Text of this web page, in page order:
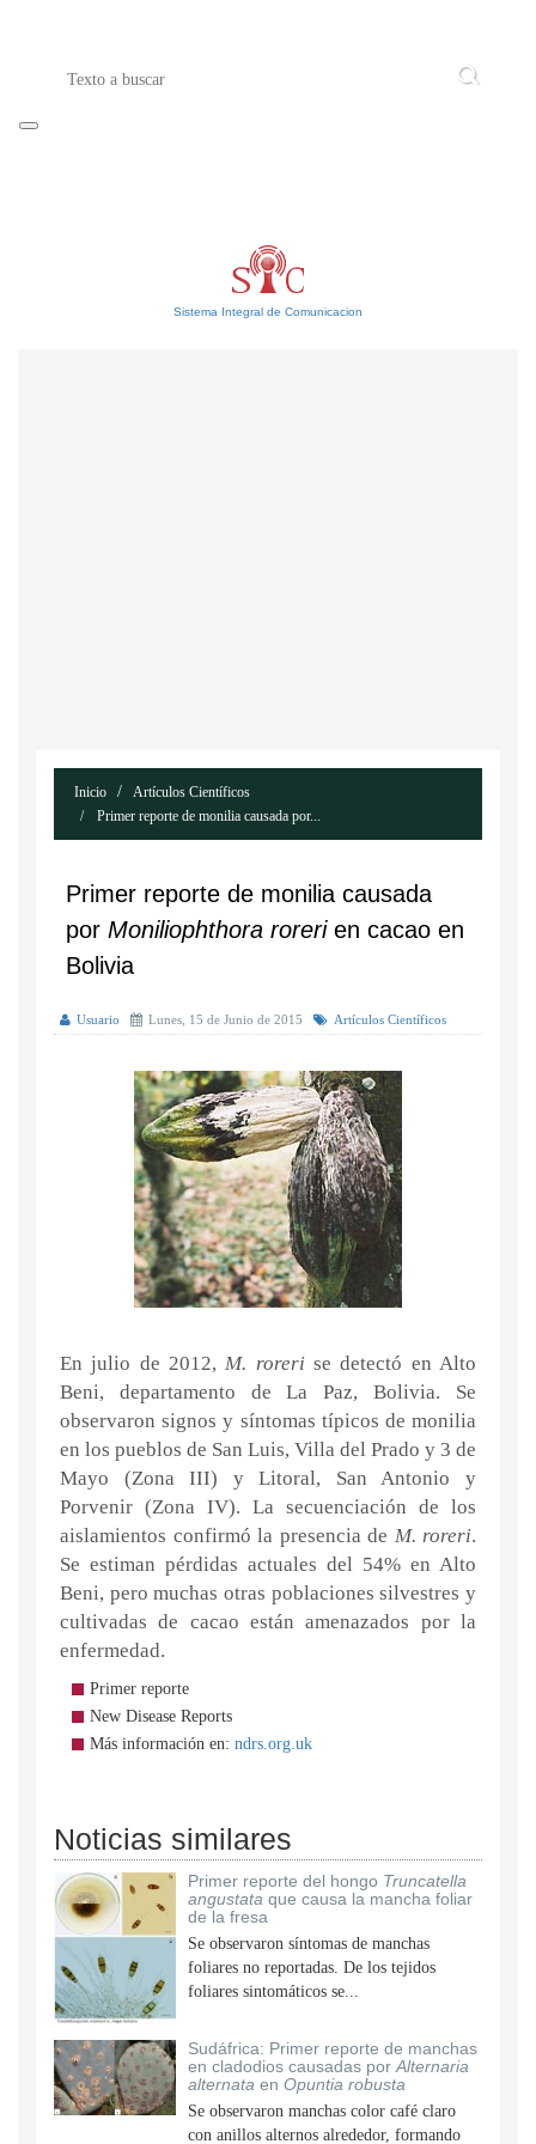
Sistema Integral de Comunicacion
Inicio
Artículos Científicos
Primer reporte de monilia causada por...
Primer reporte de monilia causada
por Moniliophthora roreri en cacao en
Bolivia
Usuario Lunes, 15 de Junio de 2015 Artículos Científicos
En julio de 2012,M. rorerise detectó en Alto
Beni, departamento de La Paz, Bolivia. Se
observaron signos y síntomas típicos de monilia
en los pueblos de San Luis, Villa del Prado y 3 de
Mayo (Zona III) y Litoral, San Antonio y
Porvenir (Zona IV). La secuenciación de los
aislamientos confirmó la presencia de M. roreri.
Se estiman pérdidas actuales del 54% en Alto
Beni, pero muchas otras poblaciones silvestres y
cultivadas de cacao están amenazados por la
enfermedad.
Primer reporte
New Disease Reports
Más información en: ndrs.org.uk
Noticias similares
Primer reporte del hongo Truncatella
angustata que causa la mancha foliar
de la fresa
Se observaron síntomas de manchas
foliares no reportadas. De los tejidos
foliares sintomáticos se...
Sudáfrica: Primer reporte de manchas
en cladodios causadas por Alternaria
alternata en Opuntia robusta
Se observaron manchas color café claro
con anillos alternos alrededor, formando